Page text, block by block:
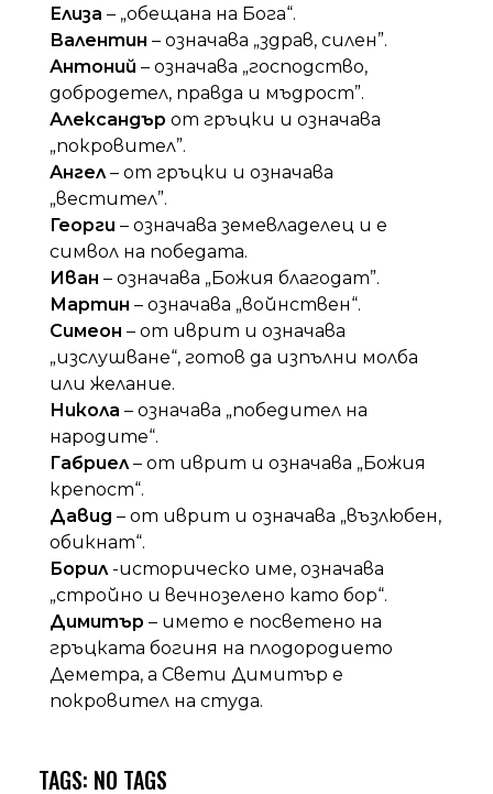
Елиза – „обещана на Бога“.
Валентин – означава „здрав, силен”.
Антоний – означава „господство,
добродетел, правда и мъдрост”.
Александър от гръцки и означава
„покровител”.
Ангел– от гръцки и означава
„вестител”.
Георги – означава земевладелец и е
символ на победата.
Иван – означава „Божия благодат”.
Мартин – означава „войнствен“.
Симеон – от иврит и означава
„изслушване“, готов да изпълни молба
или желание.
Никола – означава „победител на
народите“.
Габриел– от иврит и означава „Божия
крепост“.
Давид – от иврит и означава „възлюбен,
обикнат“.
Борил-историческо име, означава
„стройно и вечнозелено като бор“.
Димитър – името е посветено на
гръцката богиня на плодородието
Деметра, а Свети Димитър е
покровител на студа.
TAGS: NO TAGS